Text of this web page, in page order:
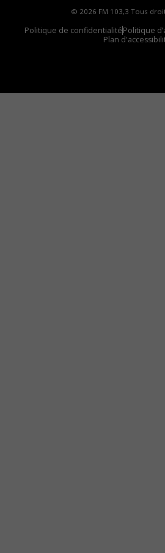
© 2026 FM 103,3 Tous
Politique de confidentialitéPolitique
Plan